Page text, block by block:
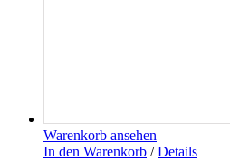
Warenkorb ansehen
In den Warenkorb / Details